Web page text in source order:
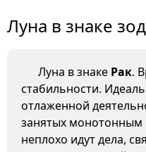
Луна в знаке
Луна в знаке Рак.
стабильности.
отлаженной
занятых монотонным
неплохо идут дела,